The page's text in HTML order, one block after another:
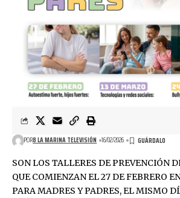
POR8 LA MARINA TELEVISIÓN 16/02/2026
SON LOS TALLERES DE PREVENCIÓN
QUE COMIENZAN EL 27 DE FEBRERO
PARA MADRES Y PADRES, EL MISMO